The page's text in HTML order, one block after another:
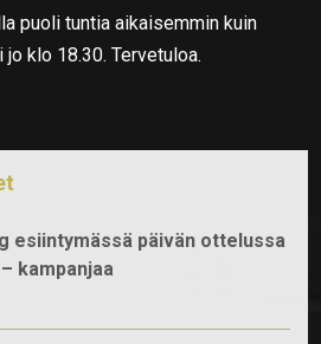
puoli tuntia aikaisemmin kuin
klo 18.30. Tervetuloa.
esiintymässä päivän ottelussa
kampanjaa